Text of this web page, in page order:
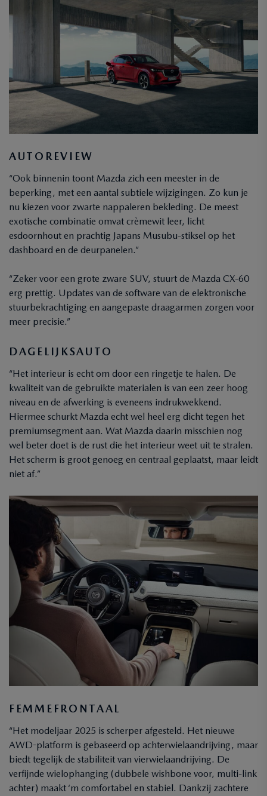
AUTOREVIEW
“Ook binnenin toont Mazda zich een meester in de
beperking, met een aantal subtiele wijzigingen. Zo kun je
nu kiezen voor zwarte nappaleren bekleding. De meest
exotische combinatie omvat crèmewit leer, licht
esdoornhout en prachtig Japans Musubu-stiksel op het
dashboard en de deurpanelen.”
“Zeker voor een grote zware SUV, stuurt de Mazda CX‑60
erg prettig. Updates van de software van de elektronische
stuurbekrachtiging en aangepaste draagarmen zorgen voor
meer precisie.”
DAGELIJKSAUTO
“Het interieur is echt om door een ringetje te halen. De
kwaliteit van de gebruikte materialen is van een zeer hoog
niveau en de afwerking is eveneens indrukwekkend.
Hiermee schurkt Mazda echt wel heel erg dicht tegen het
premiumsegment aan. Wat Mazda daarin misschien nog
wel beter doet is de rust die het interieur weet uit te stralen.
Het scherm is groot genoeg en centraal geplaatst, maar leidt
niet af.”
FEMMEFRONTAAL
“Het modeljaar 2025 is scherper afgesteld. Het nieuwe
AWD-platform is gebaseerd op achterwielaandrijving, maar
biedt tegelijk de stabiliteit van vierwielaandrijving. De
verfijnde wielophanging (dubbele wishbone voor, multi-link
achter) maakt ‘m comfortabel en stabiel. Dankzij zachtere